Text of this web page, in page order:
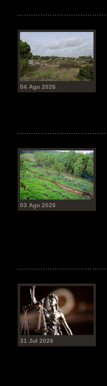
04 Ago 2026
03 Ago 2026
31 Jul 2026